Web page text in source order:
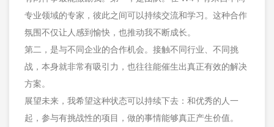
专业领域的专家，彼此之间可以持续交流和学习。这种合作
氛围不仅让人感到愉快，也推动我不断成长。
第二，是与不同企业的合作机会。接触不同行业、不同挑
战，本身就非常有吸引力，也往往能催生出真正有效的解决
方案。
展望未来，我希望这种状态可以持续下去：和优秀的人一
起，参与有挑战性的项目，做的事情能够真正产生价值。